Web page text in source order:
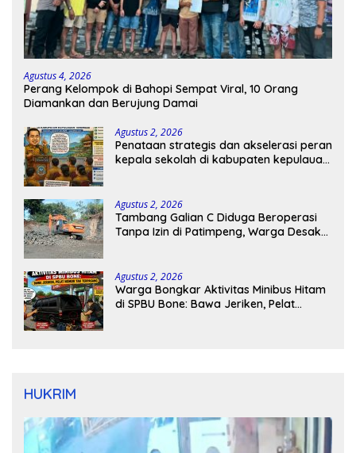
Agustus 4, 2026
Perang Kelompok di Bahopi Sempat Viral, 10 Orang
Diamankan dan Berujung Damai
Agustus 2, 2026
Penataan strategis dan akselerasi peran
kepala sekolah di kabupaten kepulauan
Agustus 2, 2026
Tambang Galian C Diduga Beroperasi
Tanpa Izin di Patimpeng, Warga Desak
Agustus 2, 2026
Warga Bongkar Aktivitas Minibus Hitam
di SPBU Bone: Bawa Jeriken, Pelat
HUKRIM